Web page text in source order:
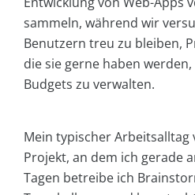
sammeln, während wir
Benutzern treu zu bleiben,
die sie gerne haben
Budgets zu verwalten.
Mein typischer Arbeitsalltag
Projekt, an dem ich gerade
Tagen betreibe ich